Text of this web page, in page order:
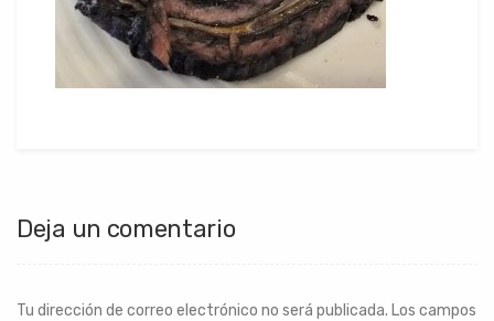
Deja un comentario
Tu dirección de correo electrónico no será publicada. Los campos